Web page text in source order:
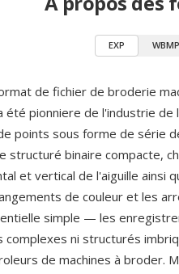
EXP WBMP
de fichier de broderie
été pionniere de l'industrie
points sous forme de série
structuré binaire compacte,
et vertical de l'aiguille ainsi
de couleur et les
simple — les
ni structurés
de machines à broder.